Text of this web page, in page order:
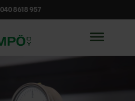
040 8618 957